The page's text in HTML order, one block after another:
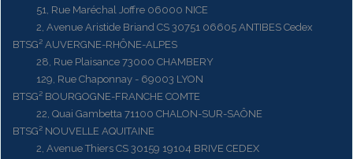
51, Rue Maréchal Joffre 06000 NICE
2, Avenue Aristide Briand CS 30751 06605 ANTIBES Cedex
BTSG² AUVERGNE-RHÔNE-ALPES
28, Rue Plaisance 73000 CHAMBERY
129, Rue Chaponnay - 69003 LYON
BTSG² BOURGOGNE-FRANCHE COMTE
22, Quai Gambetta 71100 CHALON-SUR-SAÔNE
BTSG² NOUVELLE AQUITAINE
2, Avenue Thiers CS 30159 19104 BRIVE CEDEX